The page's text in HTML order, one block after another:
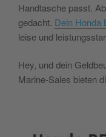
Handtasche passt.
gedacht. Dein Honda
leise und
Hey, und dein
Marine-Sales bieten